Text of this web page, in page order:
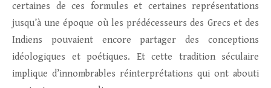
certaines de ces formules et certaines représentations
jusqu’à une époque où les prédécesseurs des Grecs et des
Indiens pouvaient encore partager des conceptions
idéologiques et poétiques. Et cette tradition séculaire
implique d’innombrables réinterprétations qui ont abouti